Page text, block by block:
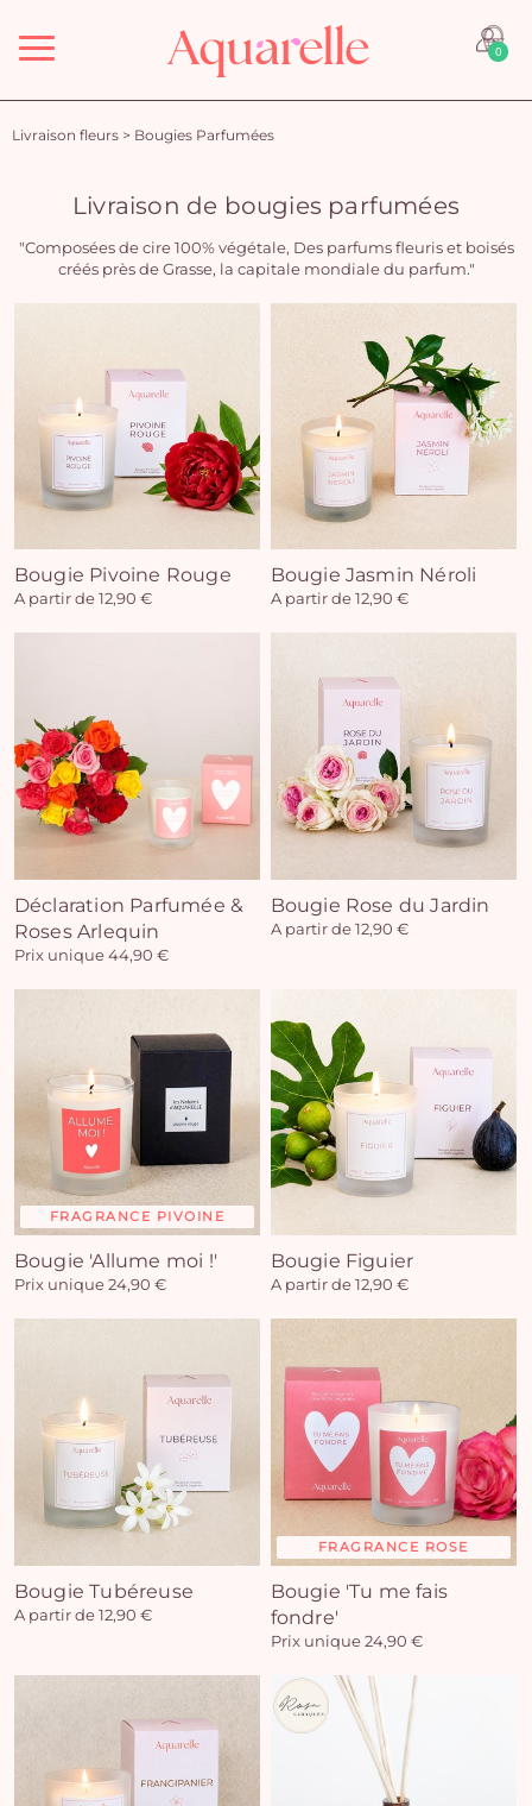
Menu 0
Livraison fleurs > Bougies Parfumées
Livraison de bougies parfumées
"Composées de cire 100% végétale, Des parfums fleuris et boisés
créés près de Grasse, la capitale mondiale du parfum."
Bougie Pivoine Rouge
A partir de 12,90 €
Bougie Jasmin Néroli
A partir de 12,90 €
Déclaration Parfumée &
Roses Arlequin
Prix unique 44,90 €
Bougie Rose du Jardin
A partir de 12,90 €
FRAGRANCE PIVOINE
Bougie 'Allume moi !'
Prix unique 24,90 €
Bougie Figuier
A partir de 12,90 €
Bougie Tubéreuse
A partir de 12,90 €
FRAGRANCE ROSE
Bougie 'Tu me fais
fondre'
Prix unique 24,90 €